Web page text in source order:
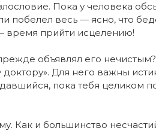
По­ка у че­ло­ве­ка
по­бе­лел весь — яс­но, что
вре­мя прий­ти ис­це­ле­нию!
объяв­лял его
Для не­го важ­ны
по­ка те­бя це­ли­ком
Как и боль­шин­ст­во